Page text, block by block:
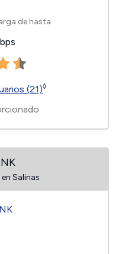
de hasta
(21)◊
Salinas